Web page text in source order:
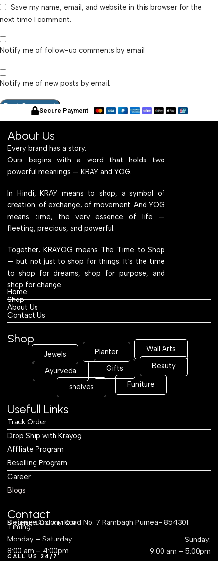
Save my name, email, and website in this browser for the
next time I comment.
Notify me of follow-up comments by email.
Notify me of new posts by email.
Secure Payment
About Us
Every brand has a story.
Ours begins with a word that holds two
powerful meanings — KRAY and YOG.
In Hindi, KRAY means to shop, a symbol of
creation, of exchange, of movement. And YOG
means time, the very essence of life —
fleeting, precious, and powerful.
Together, KRAYOG means The Time to Shop
— but not just to shop for things. It’s the time
to shop for dreams, shop for purpose, and
shop for change.
Home
Shop
About Us
Contact Us
Shop
Jewels Planter Wall Arts
Ayurveda Gifts Beauty
shelves Funiture
Usefull Links
Track Order
Drop Ship with Krayog
Affiliate Program
Reselling Program
Career
Blogs
Contact
STORE LOCATION
Defence Colony Road No. 7 Rambagh Purnea- 854301
Timing:
Monday – Saturday:
8:00 am – 4:00pm
Sunday:
9:00 am – 5:00pm
CALL US 24/7